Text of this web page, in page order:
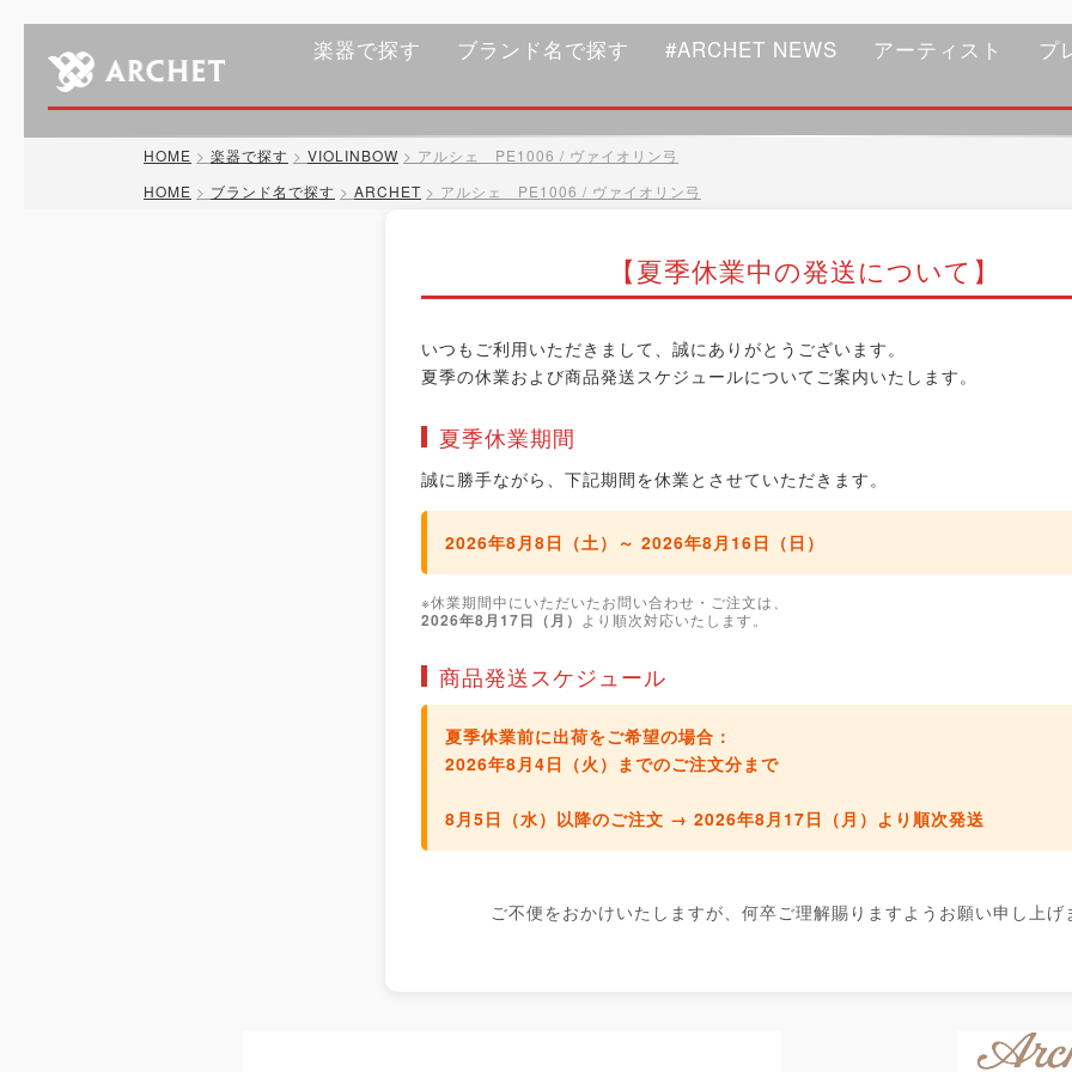
楽器で探す ブランド名で探す #ARCHET NEWS アーティスト プ
HOME 楽器で探す VIOLINBOW
アルシェ PE1006 / ヴァイオリン弓
HOME
ブランド名で探す ARCHET アルシェ PE1006 / ヴァイオリン弓
【夏季休業中の発送について】
いつもご利用いただきまして、誠にありがとうございます。
夏季の休業および商品発送スケジュールについてご案内いたします。
夏季休業期間
誠に勝手ながら、下記期間を休業とさせていただきます。
2026年8月8日（土）～ 2026年8月16日（日）
※休業期間中にいただいたお問い合わせ・ご注文は、
2026年8月17日（月） より順次対応いたします。
商品発送スケジュール
夏季休業前に出荷をご希望の場合：
2026年8月4日（火）までのご注文分 まで
8月5日（水）以降のご注文 → 2026年8月17日（月）より順次発送
ご不便をおかけいたしますが、何卒ご理解賜りますようお願い申し上げ